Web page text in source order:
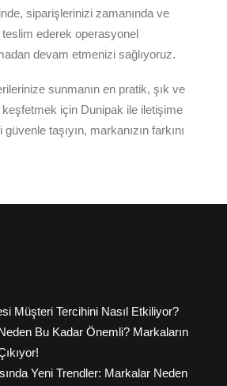
siparişlerinizi zamanında ve
ederek operasyonel
devam etmenizi sağlıyoruz.
sunmanın en pratik, şık ve
için Dunipak ile iletişime
taşıyın, markanızın farkını
Müşteri Tercihini Nasıl Etkiliyor?
Bu Kadar Önemli? Markaların
Yeni Trendler: Markalar Neden